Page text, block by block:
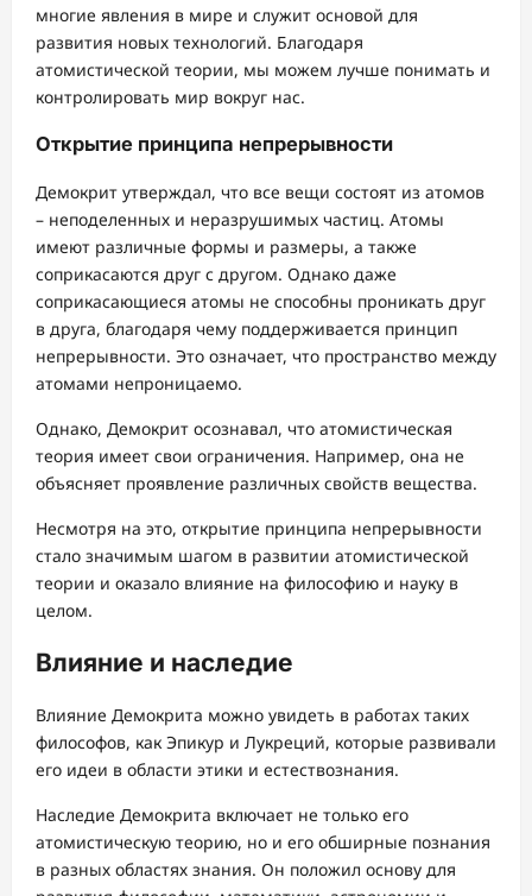
многие явления в мире и служит основой для
развития новых технологий. Благодаря
атомистической теории, мы можем лучше понимать и
контролировать мир вокруг нас.
Открытие принципа непрерывности
Демокрит утверждал, что все вещи состоят из атомов
– неподеленных и неразрушимых частиц. Атомы
имеют различные формы и размеры, а также
соприкасаются друг с другом. Однако даже
соприкасающиеся атомы не способны проникать друг
в друга, благодаря чему поддерживается принцип
непрерывности. Это означает, что пространство между
атомами непроницаемо.
Однако, Демокрит осознавал, что атомистическая
теория имеет свои ограничения. Например, она не
объясняет проявление различных свойств вещества.
Несмотря на это, открытие принципа непрерывности
стало значимым шагом в развитии атомистической
теории и оказало влияние на философию и науку в
целом.
Влияние и наследие
Влияние Демокрита можно увидеть в работах таких
философов, как Эпикур и Лукреций, которые развивали
его идеи в области этики и естествознания.
Наследие Демокрита включает не только его
атомистическую теорию, но и его обширные познания
в разных областях знания. Он положил основу для